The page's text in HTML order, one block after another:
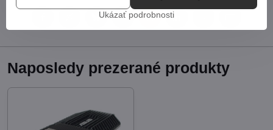
BlueskyPinterestReddit
mail
Naposledy prezerané produkty
Ukázať podrobnosti